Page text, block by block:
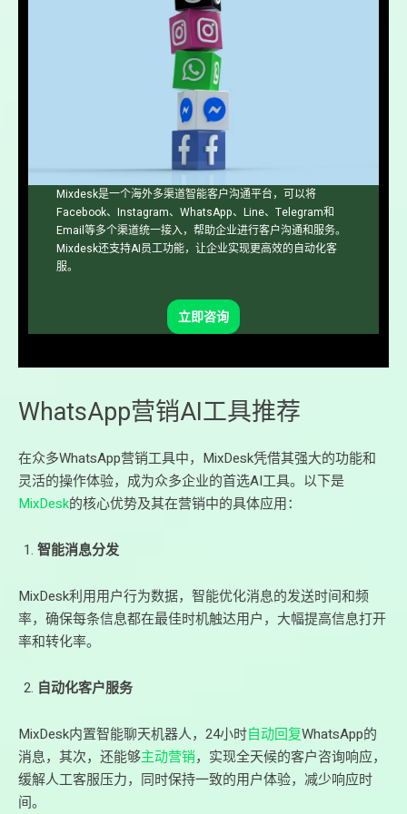
Mixdesk是一个海外多渠道智能客户沟通平台，可以将
Facebook、Instagram、WhatsApp、Line、Telegram和
Email等多个渠道统一接入，帮助企业进行客户沟通和服务。
Mixdesk还支持AI员工功能，让企业实现更高效的自动化客
服。
立即咨询
WhatsApp营销AI工具推荐
在众多WhatsApp营销工具中，MixDesk凭借其强大的功能和
灵活的操作体验，成为众多企业的首选AI工具。以下是
MixDesk的核心优势及其在营销中的具体应用：
智能消息分发
MixDesk利用用户行为数据，智能优化消息的发送时间和频
率，确保每条信息都在最佳时机触达用户，大幅提高信息打开
率和转化率。
自动化客户服务
MixDesk内置智能聊天机器人，24小时自动回复WhatsApp的
消息，其次，还能够主动营销，实现全天候的客户咨询响应，
缓解人工客服压力，同时保持一致的用户体验，减少响应时
间。